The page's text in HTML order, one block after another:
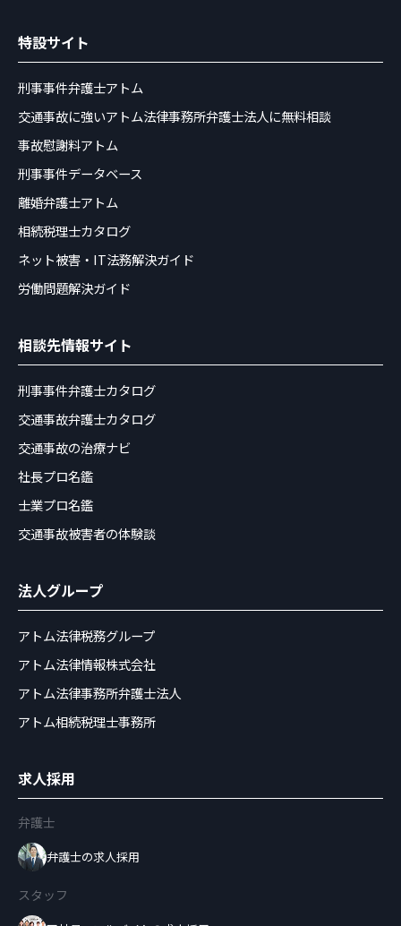
特設サイト
刑事事件弁護士アトム
交通事故に強いアトム法律事務所弁護士法人に無料相談
事故慰謝料アトム
刑事事件データベース
離婚弁護士アトム
相続税理士カタログ
ネット被害・IT法務解決ガイド
労働問題解決ガイド
相談先情報サイト
刑事事件弁護士カタログ
交通事故弁護士カタログ
交通事故の治療ナビ
社長プロ名鑑
士業プロ名鑑
交通事故被害者の体験談
法人グループ
アトム法律税務グループ
アトム法律情報株式会社
アトム法律事務所弁護士法人
アトム相続税理士事務所
求人採用
弁護士
弁護士の求人採用
スタッフ